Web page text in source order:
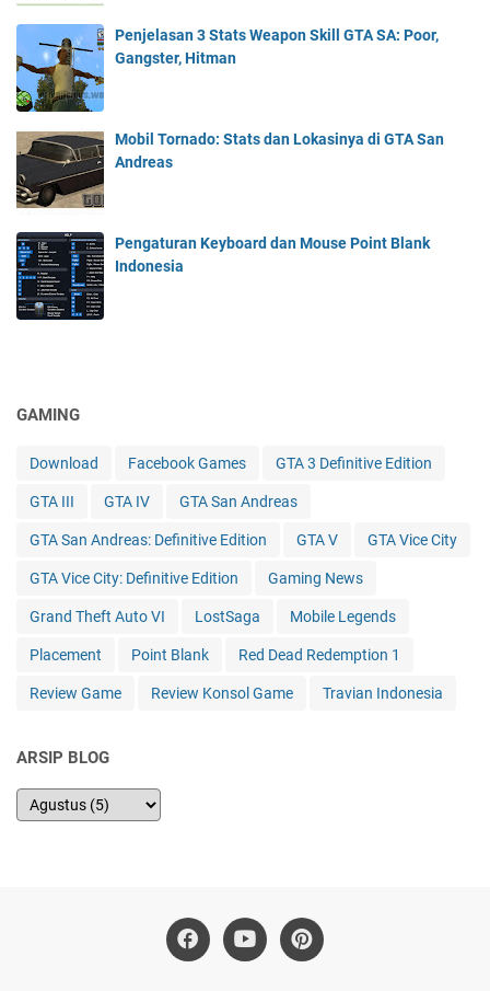
Penjelasan 3 Stats Weapon Skill GTA SA: Poor,
Gangster, Hitman
Mobil Tornado: Stats dan Lokasinya di GTA San
Andreas
Pengaturan Keyboard dan Mouse Point Blank
Indonesia
GAMING
Download Facebook Games GTA 3 Definitive Edition
GTA III GTA IV GTA San Andreas
GTA San Andreas: Definitive Edition GTA V GTA Vice City
GTA Vice City: Definitive Edition Gaming News
Grand Theft Auto VI LostSaga Mobile Legends
Placement Point Blank Red Dead Redemption 1
Review Game Review Konsol Game Travian Indonesia
ARSIP BLOG